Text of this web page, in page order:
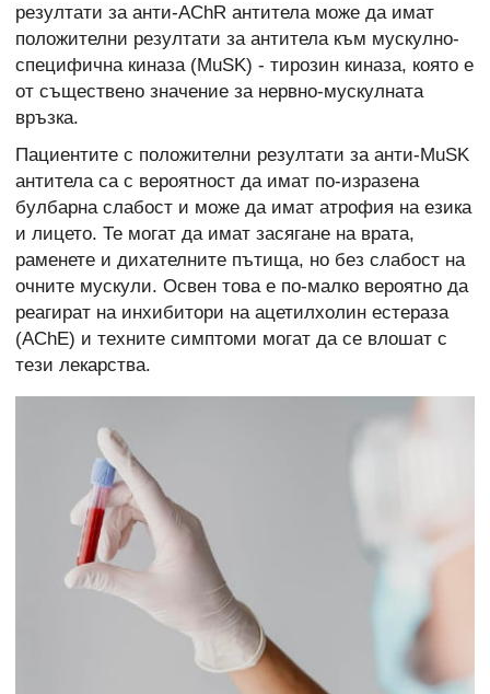
резултати за анти-AChR антитела може да имат
положителни резултати за антитела към мускулно-
специфична киназа (MuSK) - тирозин киназа, която е
от съществено значение за нервно-мускулната
връзка.
Пациентите с положителни резултати за анти-MuSK
антитела са с вероятност да имат по-изразена
булбарна слабост и може да имат атрофия на езика
и лицето. Те могат да имат засягане на врата,
раменете и дихателните пътища, но без слабост на
очните мускули. Освен това е по-малко вероятно да
реагират на инхибитори на ацетилхолин естераза
(AChE) и техните симптоми могат да се влошат с
тези лекарства.